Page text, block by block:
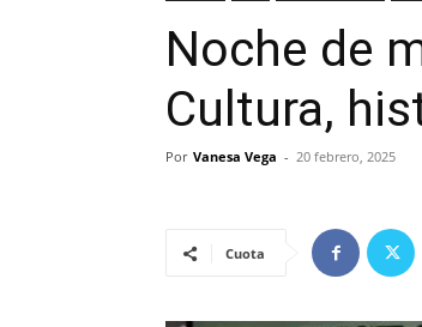
Noche de
Cultura,
Por Vanesa Vega - 20 febrero, 2025
Cuota